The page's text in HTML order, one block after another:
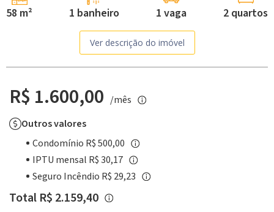
58 m² 1 banheiro 1 vaga 2 quartos
Ver descrição do imóvel
R$ 1.600,00 /mês
Outros valores
Condomínio R$ 500,00
IPTU mensal R$ 30,17
Seguro Incêndio R$ 29,23
Total R$ 2.159,40